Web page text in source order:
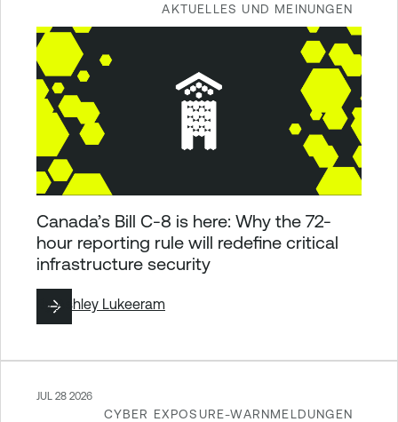
AKTUELLES UND MEINUNGEN
Canada’s Bill C-8 is here: Why the 72-
hour reporting rule will redefine critical
infrastructure security
ByAshley Lukeeram
CYBER EXPOSURE-WARNMELDUNGEN
JUL 28 2026